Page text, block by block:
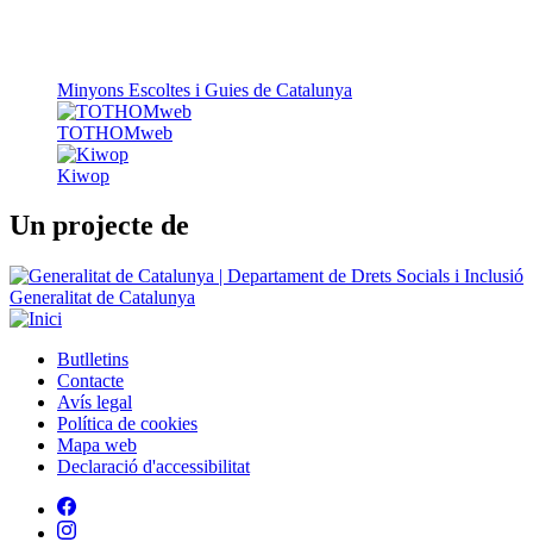
Minyons Escoltes i Guies de Catalunya
TOTHOMweb
Kiwop
Un projecte de
Generalitat de Catalunya
Peu
Butlletins
Contacte
Avís legal
Política de cookies
Mapa web
Declaració d'accessibilitat